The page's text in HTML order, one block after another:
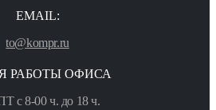
EMAIL:
to@kompr.ru
РАБОТЫ ОФИСА
с 8-00 ч. до 18 ч.